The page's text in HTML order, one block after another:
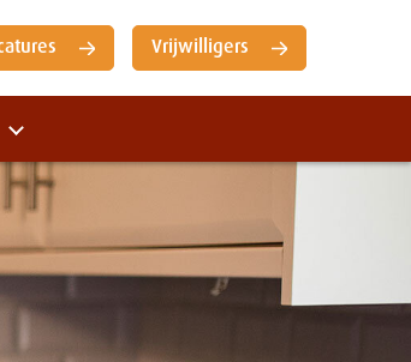
Vrijwilligers